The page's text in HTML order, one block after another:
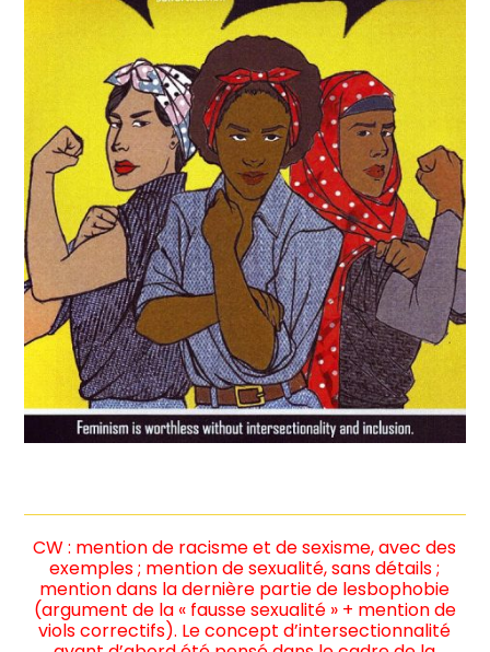
CW : mention de racisme et de sexisme, avec des
exemples ; mention de sexualité, sans détails ;
mention dans la dernière partie de lesbophobie
(argument de la « fausse sexualité » + mention de
viols correctifs). Le concept d’intersectionnalité